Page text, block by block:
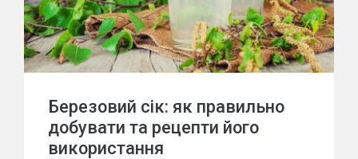
Березовий сік: як правильно
добувати та рецепти його
використання